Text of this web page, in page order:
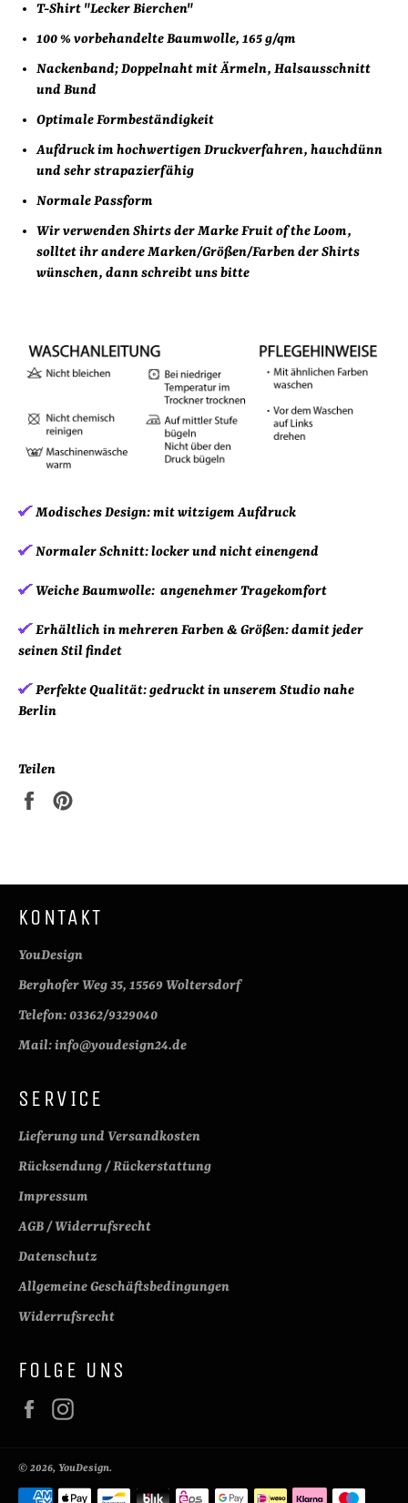
T-Shirt "Lecker Bierchen"
100 % vorbehandelte Baumwolle, 165 g/qm
Nackenband; Doppelnaht mit Ärmeln, Halsausschnitt
und Bund
Optimale Formbeständigkeit
Aufdruck im hochwertigen Druckverfahren, hauchdünn
und sehr strapazierfähig
Normale Passform
Wir verwenden Shirts der Marke Fruit of the Loom,
solltet ihr andere Marken/Größen/Farben der Shirts
wünschen, dann schreibt uns bitte
Modisches Design:mit witzigem Aufdruck
Normaler Schnitt:locker und nicht einengend
Weiche Baumwolle: angenehmer Tragekomfort
Erhältlich in mehreren Farben & Größen:damit jeder
seinen Stil findet
Perfekte Qualität:gedruckt in unserem Studio nahe
Berlin
Teilen
Auf
KONTAKT
YouDesign
Berghofer Weg 35, 15569 Woltersdorf
Telefon: 03362/9329040
Mail: info@youdesign24.de
SERVICE
Lieferung und Versandkosten
Rücksendung / Rückerstattung
Impressum
AGB / Widerrufsrecht
Datenschutz
Allgemeine Geschäftsbedingungen
Widerrufsrecht
FOLGE UNS
Facebook
© 2026, YouDesign.
Zahlungsmethoden